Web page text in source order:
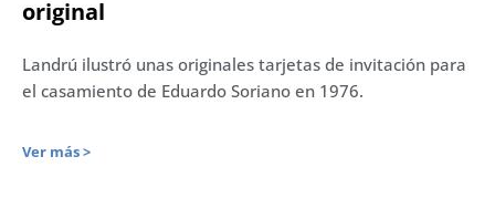
original
Landrú ilustró unas originales tarjetas de invitación para
el casamiento de Eduardo Soriano en 1976.
Ver más >